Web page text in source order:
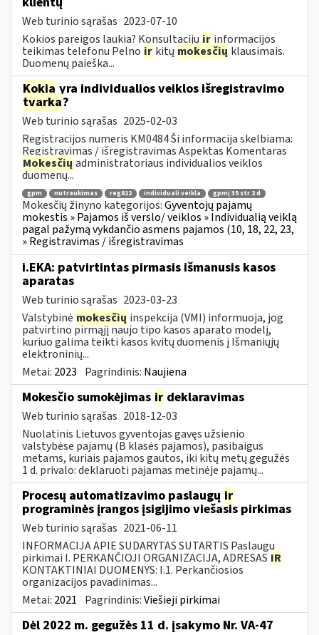
Web turinio sąrašas 2023-07-10
Kokios pareigos laukia? Konsultacijų ir informacijos
teikimas telefonu Pelno ir kitų mokesčių klausimais.
Duomenų paieška...
Kokia yra individualios veiklos išregistravimo
tvarka?
Web turinio sąrašas 2025-02-03
Registracijos numeris KM0484 Ši informacija skelbiama:
Registravimas / išregistravimas Aspektas Komentaras
Mokesčių administratoriaus individualios veiklos
duomenų...
gpm nutraukimas reg812 individuali veikla gpmį 35 str 2 d
Mokesčių žinyno kategorijos:Gyventojų pajamų
mokestis » Pajamos iš verslo/ veiklos » Individualią veiklą
pagal pažymą vykdančio asmens pajamos (10, 18, 22, 23,
» Registravimas / išregistravimas
i.EKA: patvirtintas pirmasis išmanusis kasos
aparatas
Web turinio sąrašas 2023-03-23
Valstybinė mokesčių inspekcija (VMI) informuoja, jog
patvirtino pirmąjį naujo tipo kasos aparato modelį,
kuriuo galima teikti kasos kvitų duomenis į Išmaniųjų
elektroninių...
Metai: 2023 Pagrindinis: Naujiena
Mokesčio sumokėjimas ir deklaravimas
Web turinio sąrašas 2018-12-03
Nuolatinis Lietuvos gyventojas gavęs užsienio
valstybėse pajamų (B klasės pajamos), pasibaigus
metams, kuriais pajamos gautos, iki kitų metų gegužės
1 d. privalo: deklaruoti pajamas metinėje pajamų...
Procesų automatizavimo paslaugų ir
programinės įrangos įsigijimo viešasis pirkimas
Web turinio sąrašas 2021-06-11
INFORMACIJA APIE SUDARYTAS SUTARTIS Paslaugų
pirkimai I. PERKANČIOJI ORGANIZACIJA, ADRESAS IR
KONTAKTINIAI DUOMENYS: I.1. Perkančiosios
organizacijos pavadinimas...
Metai: 2021 Pagrindinis:Viešieji pirkimai
Dėl 2022 m. gegužės 11 d. įsakymo Nr. VA-47